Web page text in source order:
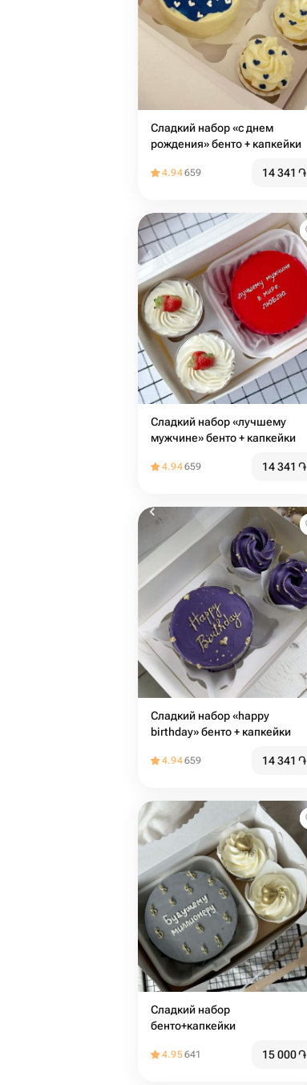
Сладкий набор «с днем
рождения» бенто + капкейки
4.94659 14 341 ֏
Сладкий набор «лучшему
мужчине» бенто + капкейки
4.94659 14 341 ֏
Сладкий набор «happy
birthday» бенто + капкейки
4.94659 14 341 ֏
Сладкий набор
бенто+капкейки
4.95641 15 000֏